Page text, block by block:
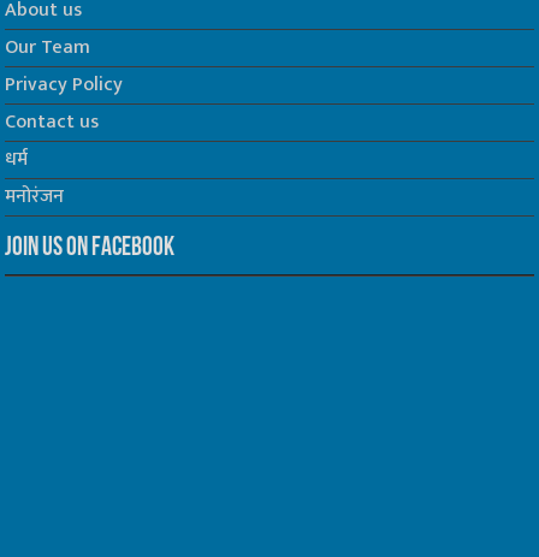
About us
Our Team
Privacy Policy
Contact us
धर्म
मनोरंजन
Join us on Facebook